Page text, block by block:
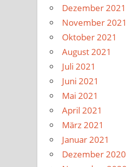
Dezember 2021
November 2021
Oktober 2021
August 2021
Juli 2021
Juni 2021
Mai 2021
April 2021
März 2021
Januar 2021
Dezember 2020